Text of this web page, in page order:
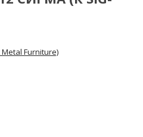
Furniture)